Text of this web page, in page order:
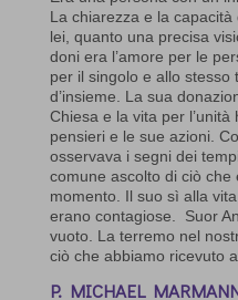
La chiarezza e la
lei, quanto una precisa
doni era l’amore per le
per il singolo e allo stesso
d’insieme. La sua
Chiesa e la vita per
pensieri e le sue azioni.
osservava i segni dei
comune ascolto di ciò che
momento. Il suo sì alla
erano contagiose. Suor
vuoto. La terremo nel
ciò che abbiamo ricevuto
P. MICHAEL